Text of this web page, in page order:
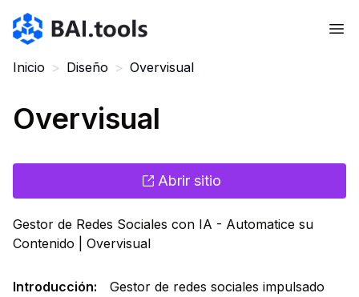
Bai.tools
Inicio > Diseño > Overvisual
Overvisual
Abrir sitio
Gestor de Redes Sociales con IA - Automatice su
Contenido | Overvisual
Introducción:
Gestor de redes sociales impulsado